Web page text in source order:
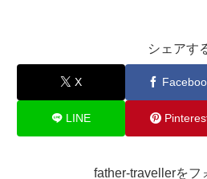
シェアす
X
LINE
father-travellerをフ